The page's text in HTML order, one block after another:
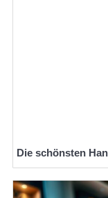
Die schönsten